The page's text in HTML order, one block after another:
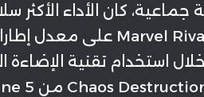
جماعية، كان الأداء